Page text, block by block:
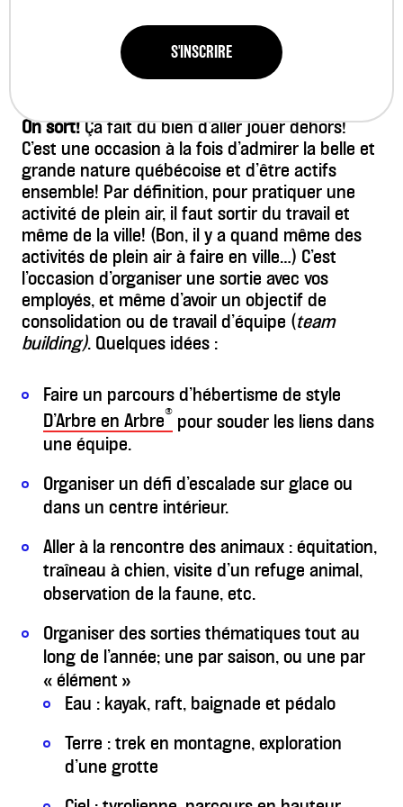
4. LES ACTIVITÉS DE PLEIN AIR
On sort!Ça fait du bien d’aller jouer dehors!
C’est une occasion à la fois d’admirer la belle et
grande nature québécoise et d’être actifs
ensemble! Par définition, pour pratiquer une
activité de plein air, il faut sortir du travail et
même de la ville! (Bon, il y a quand même des
activités de plein air à faire en ville…) C’est
l’occasion d’organiser une sortie avec vos
employés, et même d’avoir un objectif de
consolidation ou de travail d’équipe (team
building). Quelques idées :
Faire un parcours d’hébertisme de style
D’Arbre en Arbre® pour souder les liens dans
une équipe.
Organiser un défi d’escalade sur glace ou
dans un centre intérieur.
Aller à la rencontre des animaux : équitation,
traîneau à chien, visite d’un refuge animal,
observation de la faune, etc.
Organiser des sorties thématiques tout au
long de l’année; une par saison, ou une par
« élément »
Eau : kayak, raft, baignade et pédalo
Terre : trek en montagne, exploration
d’une grotte
S'INSCRIRE